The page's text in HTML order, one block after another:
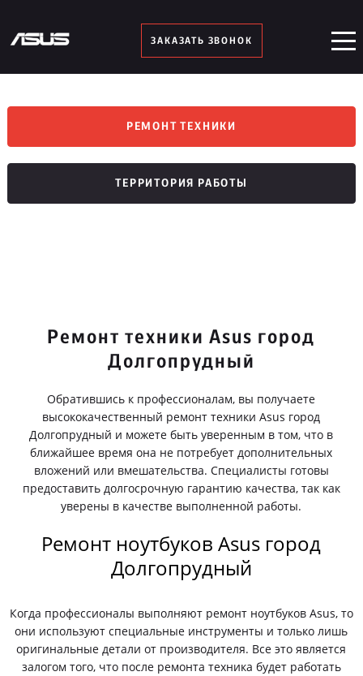
ЗАКАЗАТЬ ЗВОНОК
РЕМОНТ ТЕХНИКИ
ТЕРРИТОРИЯ РАБОТЫ
Ремонт техники Asus город
Долгопрудный
Обратившись к профессионалам, вы получаете
высококачественный ремонт техники Asus город
Долгопрудный и можете быть уверенным в том, что в
ближайшее время она не потребует дополнительных
вложений или вмешательства. Специалисты готовы
предоставить долгосрочную гарантию качества, так как
уверены в качестве выполненной работы.
Ремонт ноутбуков Asus город
Долгопрудный
Когда профессионалы выполняют ремонт ноутбуков Asus, то
они используют специальные инструменты и только лишь
оригинальные детали от производителя. Все это является
залогом того, что после ремонта техника будет работать